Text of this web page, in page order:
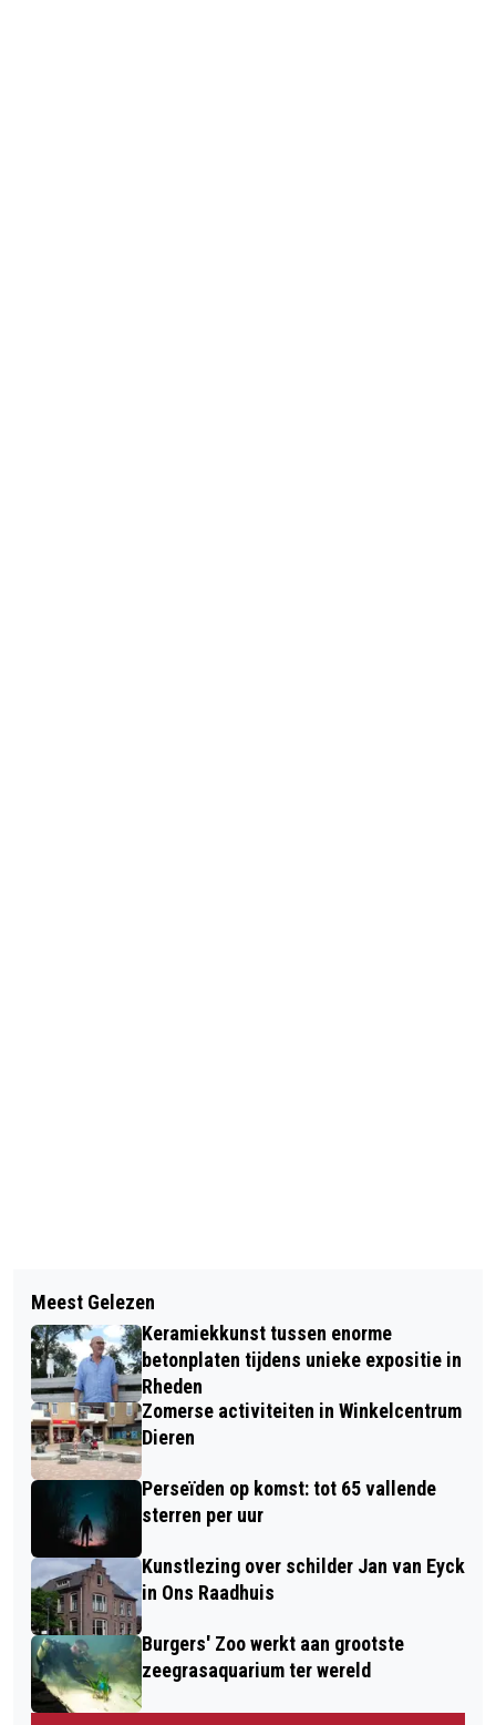
LAATSTE GEMEENTELIJKE KAVEL
VERKOCHT OP DE BEEMD IN VELP
ZE ZIJN ER WEER! SAVAGE REVIVAL
IN PARTYCENTRUM ONS HUIS TE
RHEDEN!
Meest Gelezen
Keramiekkunst tussen enorme
betonplaten tijdens unieke expositie in
Rheden
Zomerse activiteiten in Winkelcentrum
Dieren
Perseïden op komst: tot 65 vallende
sterren per uur
Kunstlezing over schilder Jan van Eyck
in Ons Raadhuis
Burgers' Zoo werkt aan grootste
zeegrasaquarium ter wereld